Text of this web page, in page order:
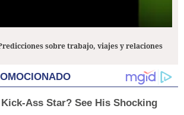
sobre trabajo, viajes y relaciones
Ass Star? See His Shocking